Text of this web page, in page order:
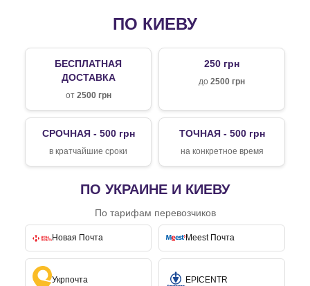
ПО КИЕВУ
БЕСПЛАТНАЯ
ДОСТАВКА
от 2500 грн
250 грн
до 2500 грн
СРОЧНАЯ - 500 грн
в кратчайшие сроки
ТОЧНАЯ - 500 грн
на конкретное время
ПО УКРАИНЕ И КИЕВУ
По тарифам перевозчиков
Новая Почта Meest Почта
Укрпочта EPICENTR